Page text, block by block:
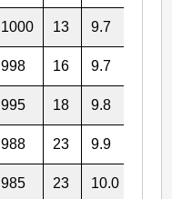
1000 13 9.7
998 16 9.7
995 18 9.8
988 23 9.9
985 23 10.0